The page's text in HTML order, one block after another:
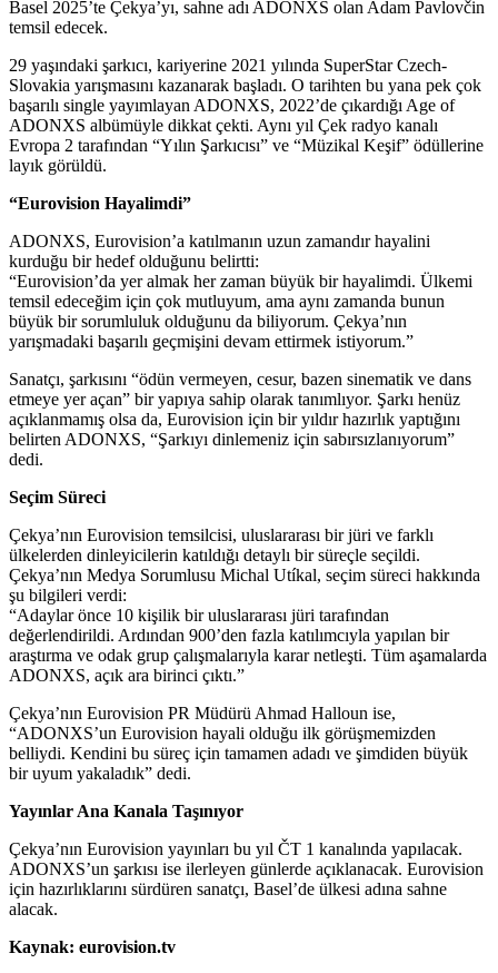
Basel 2025’te Çekya’yı, sahne adı ADONXS olan Adam Pavlovčin
temsil edecek.
29 yaşındaki şarkıcı, kariyerine 2021 yılında SuperStar Czech-
Slovakia yarışmasını kazanarak başladı. O tarihten bu yana pek çok
başarılı single yayımlayan ADONXS, 2022’de çıkardığı Age of
ADONXS albümüyle dikkat çekti. Aynı yıl Çek radyo kanalı
Evropa 2 tarafından “Yılın Şarkıcısı” ve “Müzikal Keşif” ödüllerine
layık görüldü.
“Eurovision Hayalimdi”
ADONXS, Eurovision’a katılmanın uzun zamandır hayalini
kurduğu bir hedef olduğunu belirtti:
“Eurovision’da yer almak her zaman büyük bir hayalimdi. Ülkemi
temsil edeceğim için çok mutluyum, ama aynı zamanda bunun
büyük bir sorumluluk olduğunu da biliyorum. Çekya’nın
yarışmadaki başarılı geçmişini devam ettirmek istiyorum.”
Sanatçı, şarkısını “ödün vermeyen, cesur, bazen sinematik ve dans
etmeye yer açan” bir yapıya sahip olarak tanımlıyor. Şarkı henüz
açıklanmamış olsa da, Eurovision için bir yıldır hazırlık yaptığını
belirten ADONXS, “Şarkıyı dinlemeniz için sabırsızlanıyorum”
dedi.
Seçim Süreci
Çekya’nın Eurovision temsilcisi, uluslararası bir jüri ve farklı
ülkelerden dinleyicilerin katıldığı detaylı bir süreçle seçildi.
Çekya’nın Medya Sorumlusu Michal Utíkal, seçim süreci hakkında
şu bilgileri verdi:
“Adaylar önce 10 kişilik bir uluslararası jüri tarafından
değerlendirildi. Ardından 900’den fazla katılımcıyla yapılan bir
araştırma ve odak grup çalışmalarıyla karar netleşti. Tüm aşamalarda
ADONXS, açık ara birinci çıktı.”
Çekya’nın Eurovision PR Müdürü Ahmad Halloun ise,
“ADONXS’un Eurovision hayali olduğu ilk görüşmemizden
belliydi. Kendini bu süreç için tamamen adadı ve şimdiden büyük
bir uyum yakaladık” dedi.
Yayınlar Ana Kanala Taşınıyor
Çekya’nın Eurovision yayınları bu yıl ČT 1 kanalında yapılacak.
ADONXS’un şarkısı ise ilerleyen günlerde açıklanacak. Eurovision
için hazırlıklarını sürdüren sanatçı, Basel’de ülkesi adına sahne
alacak.
Kaynak: eurovision.tv